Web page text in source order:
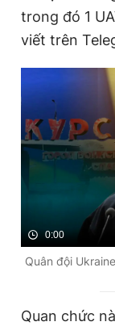
trong đó 1
viết trên
0:00
Quân đội
Quan chức